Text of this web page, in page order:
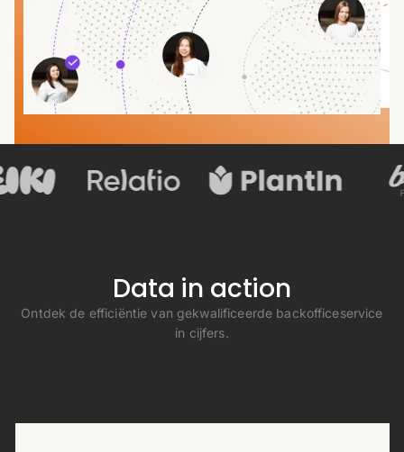
Data in action
Ontdek de efficiëntie van gekwalificeerde backofficeservice
in cijfers.